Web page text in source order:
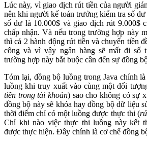
Lúc này, vì giao dịch rút tiền của người
nên khi người kế toán trưởng kiểm tra số
số dư là 10.000$ và giao dịch rút 9.000$
chấp nhận. Và nếu trong trường hợp này
thì cả 2 hành động rút tiền và chuyển tiền
công và vì vậy ngân hàng sẽ mất đi
trường hợp này bắt buộc cần đến sự đồng
Tóm lại, đồng bộ luồng trong Java chính
luồng khi truy xuất vào cùng một đối
tiền trong tài khoản) sao cho không có sự
đồng bộ này sẽ khóa hay đồng bộ dữ liệu
thời điểm chỉ có một luồng được thực thi (
Chỉ khi nào việc thực thi luồng này kết
được thực hiện. Đây chính là cơ chế đồng